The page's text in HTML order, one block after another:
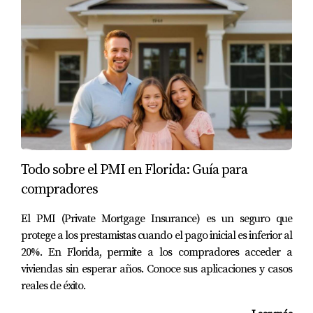
🔑 Esto significa que una casa puede verse perfecta…
pero si el techo no cumple con los criterios del seguro,
puede afectar toda la compra.
🌊 ¿Y el seguro contra inundaciones?
Este es otro punto clave en Florida.
inundaciones
👉 Si la propiedad está en zona de riesgo, el banco lo
exigirá
💡 Esto puede representar un costo adicional importante
que debes considerar desde el inicio.
Todo sobre el PMI en Florida: Guía para
compradores
El PMI (Private Mortgage Insurance) es un seguro que
protege a los prestamistas cuando el pago inicial es inferior al
20%. En Florida, permite a los compradores acceder a
viviendas sin esperar años. Conoce sus aplicaciones y casos
reales de éxito.